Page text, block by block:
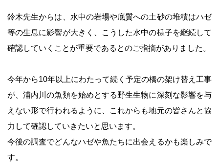
鈴木先生からは、水中の岩場や底質への土砂の堆積はハゼ
等の生息に影響が大きく、こうした水中の様子を継続して
確認していくことが重要であるとのご指摘がありました。
今年から10年以上にわたって続く予定の橋の架け替え工事
が、浦内川の魚類を始めとする野生生物に深刻な影響を与
えない形で行われるように、これからも地元の皆さんと協
力して確認していきたいと思います。
今後の調査でどんなハゼや魚たちに出会えるかも楽しみで
す。